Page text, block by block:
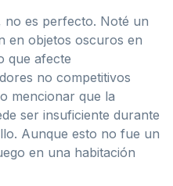
es perfecto. Noté un
en objetos oscuros en
que afecte
no competitivos
mencionar que la
ser insuficiente durante
Aunque esto no fue un
en una habitación